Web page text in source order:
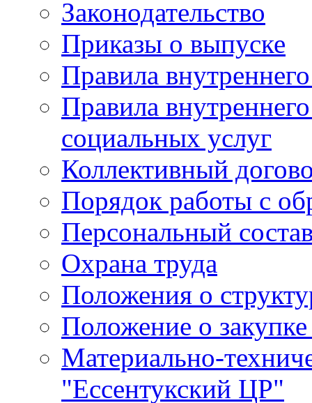
Законодательство
Приказы о выпуске
Правила
Правила
социальных услуг
Коллективный
Порядок работы с
Персональный
Охрана труда
Положения о
Положение о закупке
Материально-
"Ессентукский ЦР"